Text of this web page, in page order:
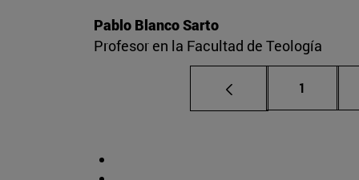
Pablo Blanco Sarto
Profesor en la Facultad de Teología
Página
1